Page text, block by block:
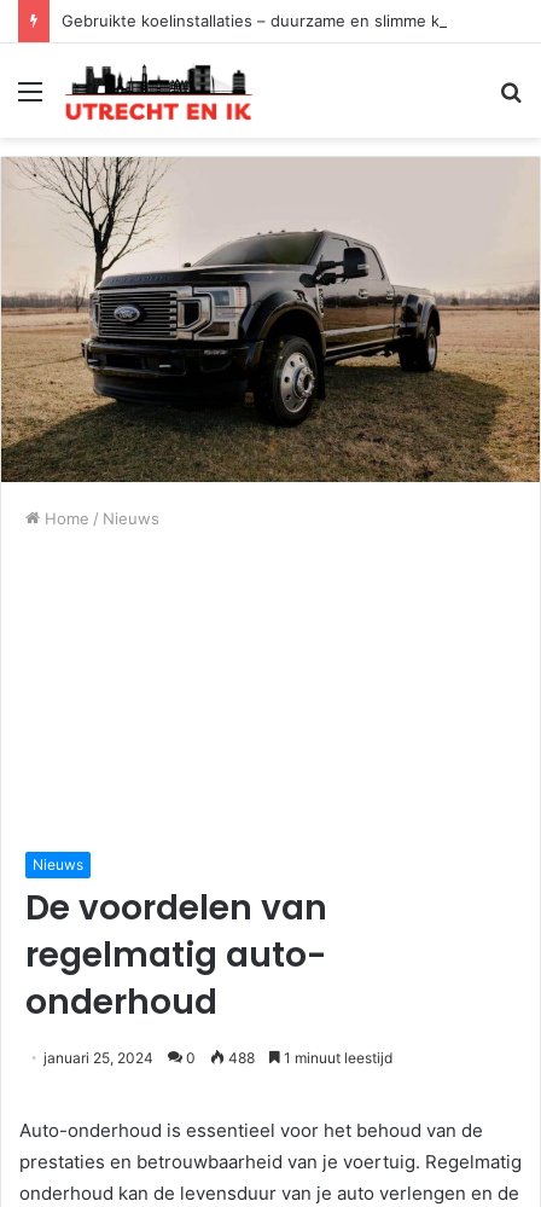
Gebruikte koelinstallaties – duurzame en slimme keuze
Menu
Home / Nieuws
Nieuws
De voordelen van
regelmatig auto-
onderhoud
januari 25, 2024 0 488 1 minuut leestijd
Auto-onderhoud is essentieel voor het behoud van de
prestaties en betrouwbaarheid van je voertuig. Regelmatig
onderhoud kan de levensduur van je auto verlengen en de